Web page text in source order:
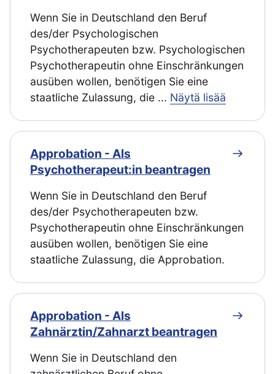
Wenn Sie in Deutschland den Beruf
des/der Psychologischen
Psychotherapeuten bzw. Psychologischen
Psychotherapeutin ohne Einschränkungen
ausüben wollen, benötigen Sie eine
staatliche Zulassung, die ... Näytä lisää
Approbation - Als
Psychotherapeut:in beantragen
Wenn Sie in Deutschland den Beruf
des/der Psychotherapeuten bzw.
Psychotherapeutin ohne Einschränkungen
ausüben wollen, benötigen Sie eine
staatliche Zulassung, die Approbation.
Approbation - Als
Zahnärztin/Zahnarzt beantragen
Wenn Sie in Deutschland den